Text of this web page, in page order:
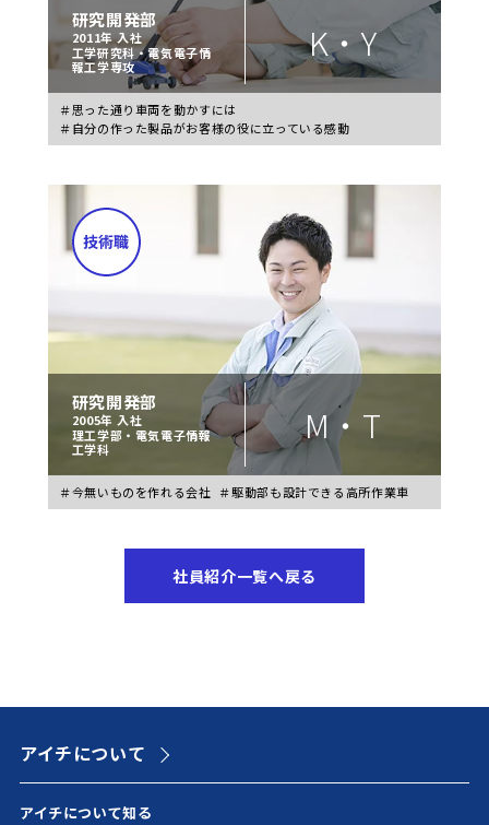
研究開発部
2011年 入社
工学研究科・電気電子情
報工学専攻
K・Y
＃思った通り車両を動かすには
＃自分の作った製品がお客様の役に立っている感動
研究開発部
2005年 入社
理工学部・電気電子情報
工学科
M・T
＃今無いものを作れる会社 ＃駆動部も設計できる高所作業車
社員紹介一覧へ戻る
アイチについて
アイチについて知る